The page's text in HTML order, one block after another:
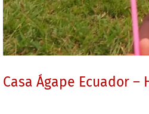
Casa Ágape Ecuador